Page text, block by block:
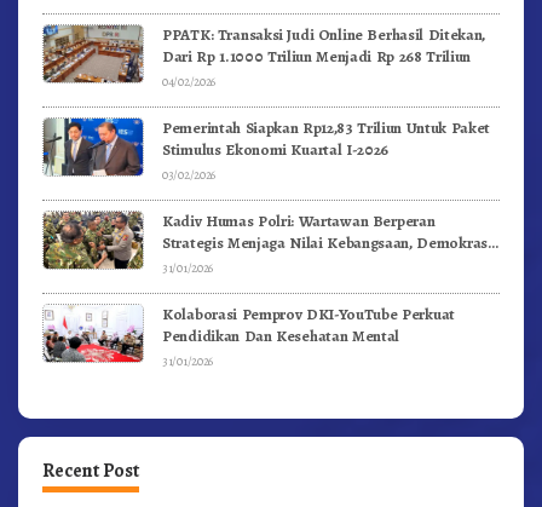
PPATK: Transaksi Judi Online Berhasil Ditekan,
Dari Rp 1.1000 Triliun Menjadi Rp 268 Triliun
04/02/2026
Pemerintah Siapkan Rp12,83 Triliun Untuk Paket
Stimulus Ekonomi Kuartal I-2026
03/02/2026
Kadiv Humas Polri: Wartawan Berperan
Strategis Menjaga Nilai Kebangsaan, Demokrasi,
dan NKRI
31/01/2026
Kolaborasi Pemprov DKI-YouTube Perkuat
Pendidikan Dan Kesehatan Mental
31/01/2026
Recent Post